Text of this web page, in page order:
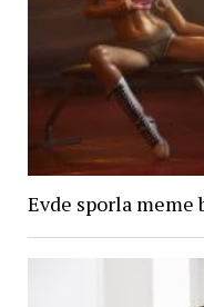
Evde sporla meme